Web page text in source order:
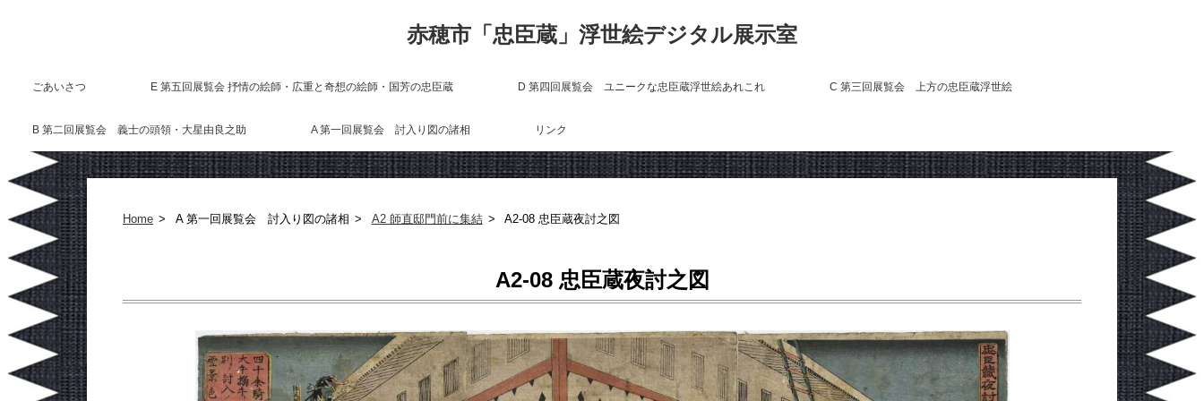
赤穂市「忠臣蔵」浮世絵デジタル展示室
ごあいさつ E 第五回展覧会 抒情の絵師・広重と奇想の絵師・国芳の忠臣蔵 D 第四回展覧会 ユニークな忠臣蔵浮世絵あれこれ C 第三回展覧会 上方の忠臣蔵浮世絵
B 第二回展覧会 義士の頭領・大星由良之助 A 第一回展覧会 討入り図の諸相 リンク
Home A 第一回展覧会 討入り図の諸相 A2 師直邸門前に集結 A2-08 忠臣蔵夜討之図
A2-08 忠臣蔵夜討之図